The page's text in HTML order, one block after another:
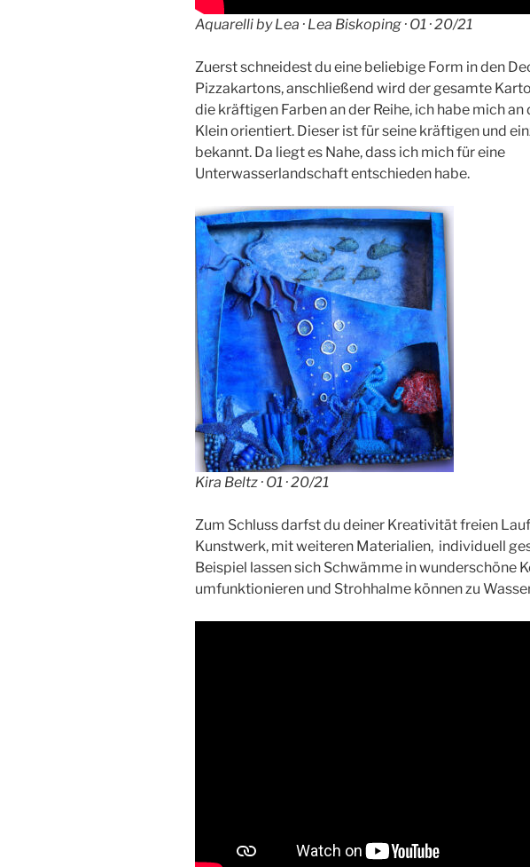
Aquarelli by Lea · Lea Biskoping · O1 · 20/21
Zuerst schneidest du eine beliebige Form in den
Pizzakartons, anschließend wird der gesamte
die kräftigen Farben an der Reihe, ich habe mich
Klein orientiert. Dieser ist für seine kräftigen und
bekannt. Da liegt es Nahe, dass ich mich für eine
Unterwasserlandschaft entschieden habe.
Kira Beltz · O1 · 20/21
Zum Schluss darfst du deiner Kreativität freien
Kunstwerk, mit weiteren Materialien, individuell
Beispiel lassen sich Schwämme in wunderschöne
umfunktionieren und Strohhalme können zu